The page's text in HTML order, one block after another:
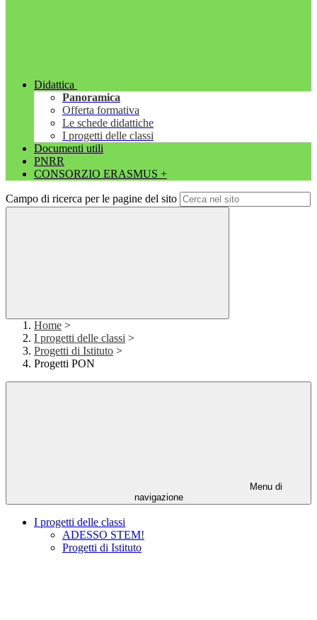
Didattica
Panoramica
Offerta formativa
Le schede didattiche
I progetti delle classi
Documenti utili
PNRR
CONSORZIO ERASMUS +
Campo di ricerca per le pagine del sito
Home >
I progetti delle classi >
Progetti di Istituto >
Progetti PON
Menu di
navigazione
I progetti delle classi
ADESSO STEM!
Progetti di Istituto